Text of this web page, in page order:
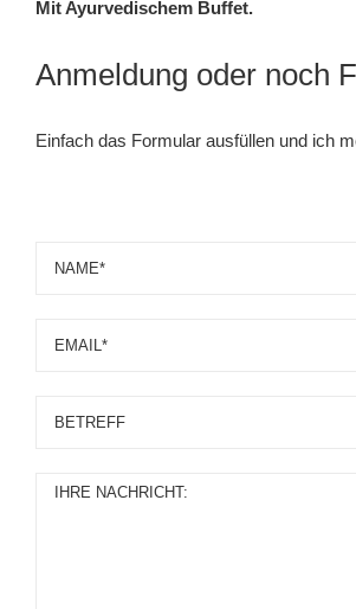
Mit Ayurvedischem Buffet.
Anmeldung oder noch
Einfach das Formular ausfüllen und ich